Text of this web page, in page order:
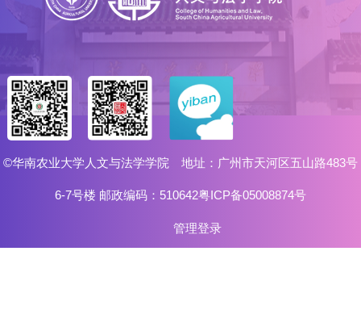
©华南农业大学人文与法学学院 地址：广州市天河区五山路483号
6-7号楼 邮政编码：510642粤ICP备05008874号
管理登录